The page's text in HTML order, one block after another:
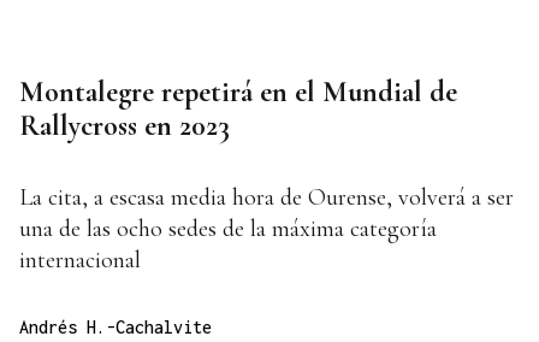
Montalegre repetirá en el Mundial de
Rallycross en 2023
La cita, a escasa media hora de Ourense, volverá a ser
una de las ocho sedes de la máxima categoría
internacional
Andrés H.-Cachalvite